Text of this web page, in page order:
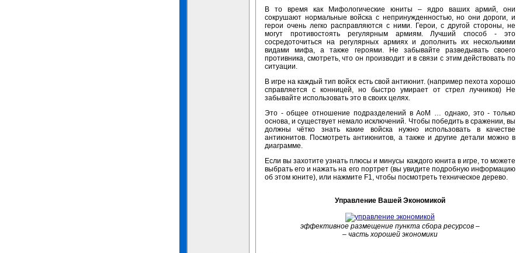
В то время как Мифологические юниты – ядро ваших армий, они
сокрушают нормальные войска с непринужденностью, но они дороги, и
герои очень легко расправляются с ними. Герои, с другой стороны, не
могут противостоять регулярным армиям. Лучший способ - это
сосредоточиться на регулярных армиях и дополнить их несколькими
видами мифа, а также героями. Не забывайте разведывать своего
противника, смотреть, что он производит и в связи с этим действовать по
ситуации.
В игре на каждый тип войск есть свой антиюнит. (например пехота хорошо
справляется с конницей, но быстро умирает от стрел лучников) Не
забывайте использовать это в своих целях.
Это - общее отношение подразделений в AoM … однако, это - только
основа, и существует немало исключений. Чтобы победить в сражении, вы
должны чётко знать какие войска нужно использовать в качестве
антиюнитов. Посмотреть антиюнитов, а также и другие детали можно в
диаграмме.
Если вы захотите узнать плюсы и минусы каждого юнита в игре, то можете
выбрать его и нажать на его портрет (вы увидите подробную информацию
об этом юните), или нажмите F1, чтобы посмотреть техническое дерево.
Управление Вашей Экономикой
эффективное размещение пункта сбора ресурсов –
– часть хорошей экономики